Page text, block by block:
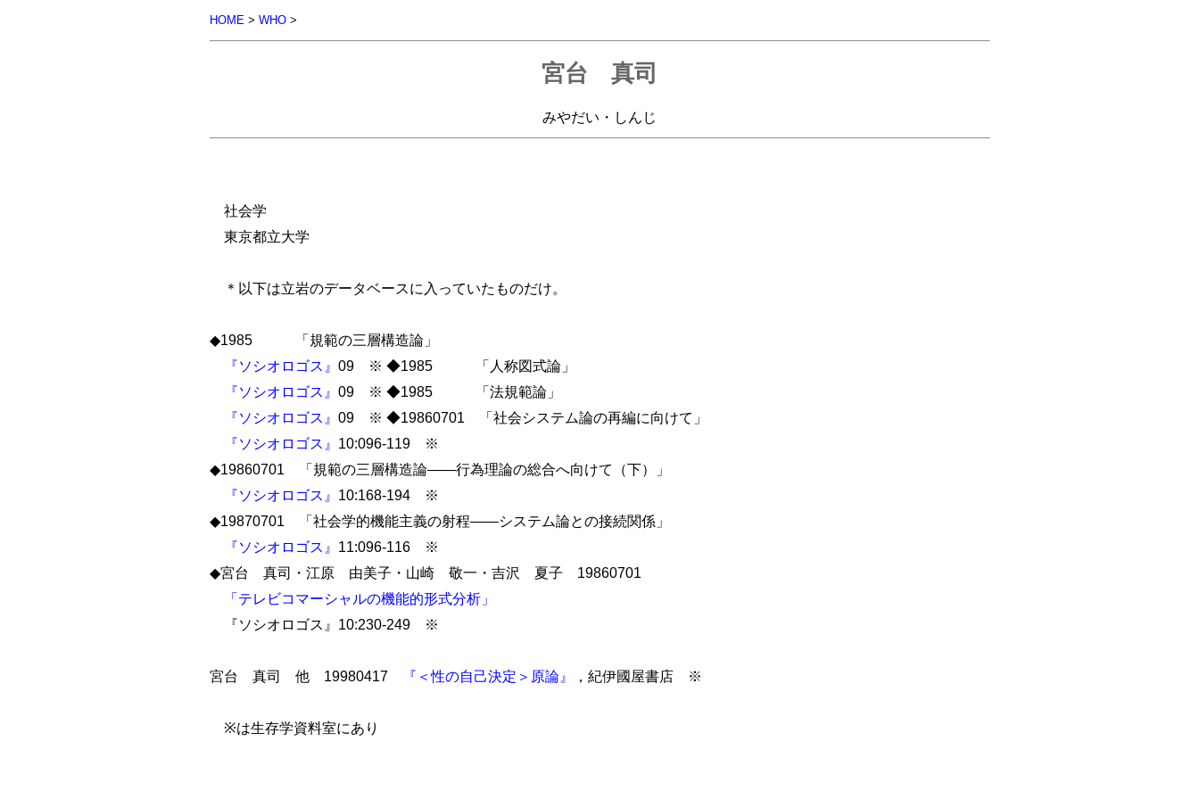
HOME> WHO>
宮台 真司
みやだい・しんじ
社会学
東京都立大学
＊以下は立岩のデータベースに入っていたものだけ。
◆1985 「規範の三層構造論」
『ソシオロゴス』 09 ※ ◆1985 「人称図式論」
『ソシオロゴス』 09 ※ ◆1985 「法規範論」
『ソシオロゴス』 09 ※ ◆19860701 「社会システム論の再編に向けて」
『ソシオロゴス』 10:096-119 ※
◆19860701 「規範の三層構造論――行為理論の総合へ向けて（下）」
『ソシオロゴス』 10:168-194 ※
◆19870701 「社会学的機能主義の射程――システム論との接続関係」
『ソシオロゴス』 11:096-116 ※
◆宮台 真司・江原 由美子・山崎 敬一・吉沢 夏子 19860701
「テレビコマーシャルの機能的形式分析」
『ソシオロゴス』10:230-249 ※
宮台 真司 他 19980417 『＜性の自己決定＞原論』 ，紀伊國屋書店 ※
※は生存学資料室にあり